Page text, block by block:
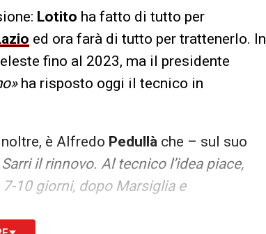
Lotito ha fatto di tutto per
ed ora farà di tutto per trattenerlo. In
fino al 2023, ma il presidente
ha risposto oggi il tecnico in
è Alfredo Pedullà che – sul suo
il rinnovo. Al tecnico l’idea piace,
10 giorni, dopo Marsiglia e